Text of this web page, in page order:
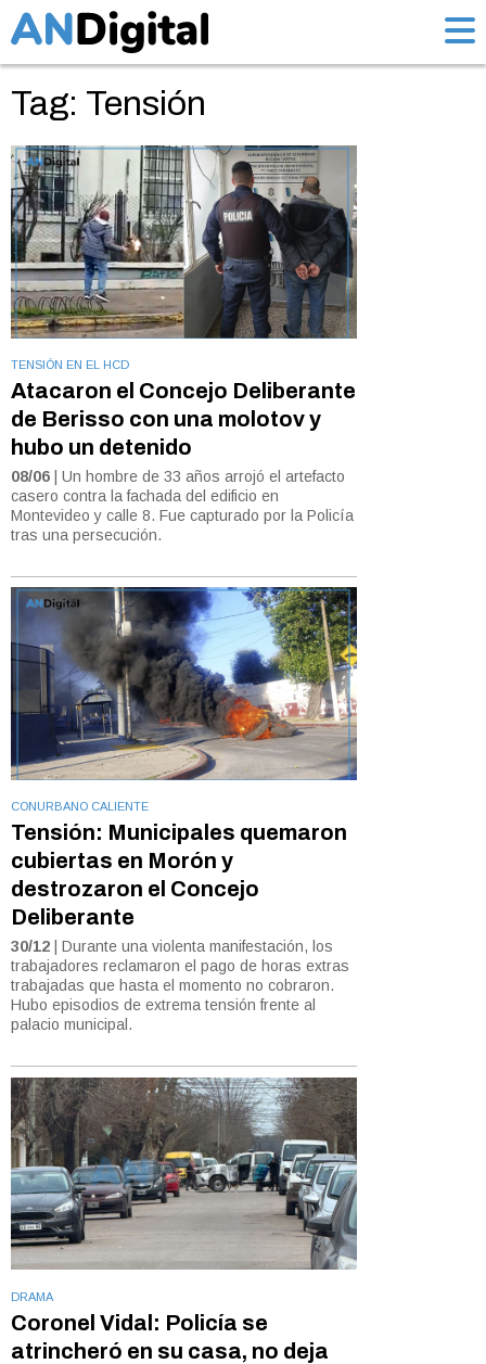
Tag: Tensión
TENSIÓN EN EL HCD
Atacaron el Concejo Deliberante
de Berisso con una molotov y
hubo un detenido
08/06 | Un hombre de 33 años arrojó el artefacto
casero contra la fachada del edificio en
Montevideo y calle 8. Fue capturado por la Policía
tras una persecución.
CONURBANO CALIENTE
Tensión: Municipales quemaron
cubiertas en Morón y
destrozaron el Concejo
Deliberante
30/12 | Durante una violenta manifestación, los
trabajadores reclamaron el pago de horas extras
trabajadas que hasta el momento no cobraron.
Hubo episodios de extrema tensión frente al
palacio municipal.
DRAMA
Coronel Vidal: Policía se
atrincheró en su casa, no deja